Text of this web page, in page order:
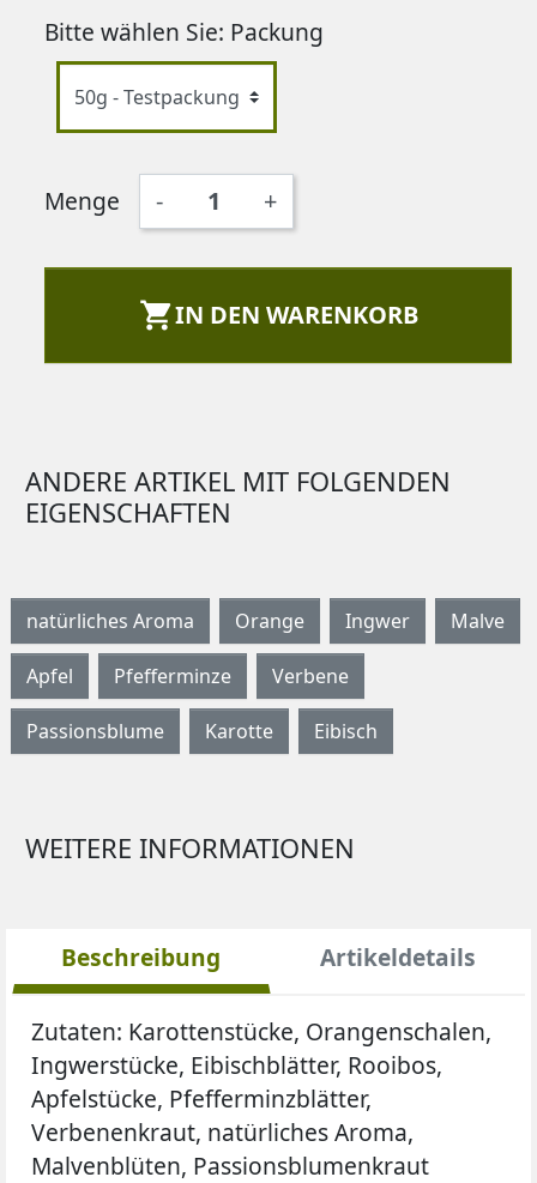
Bitte wählen Sie: Packung
Menge - +
IN DEN WARENKORB
ANDERE ARTIKEL MIT FOLGENDEN
EIGENSCHAFTEN
natürliches Aroma Orange Ingwer Malve
Apfel Pfefferminze Verbene
Passionsblume Karotte Eibisch
WEITERE INFORMATIONEN
Beschreibung Artikeldetails
Zutaten: Karottenstücke, Orangenschalen,
Ingwerstücke, Eibischblätter, Rooibos,
Apfelstücke, Pfefferminzblätter,
Verbenenkraut, natürliches Aroma,
Malvenblüten, Passionsblumenkraut